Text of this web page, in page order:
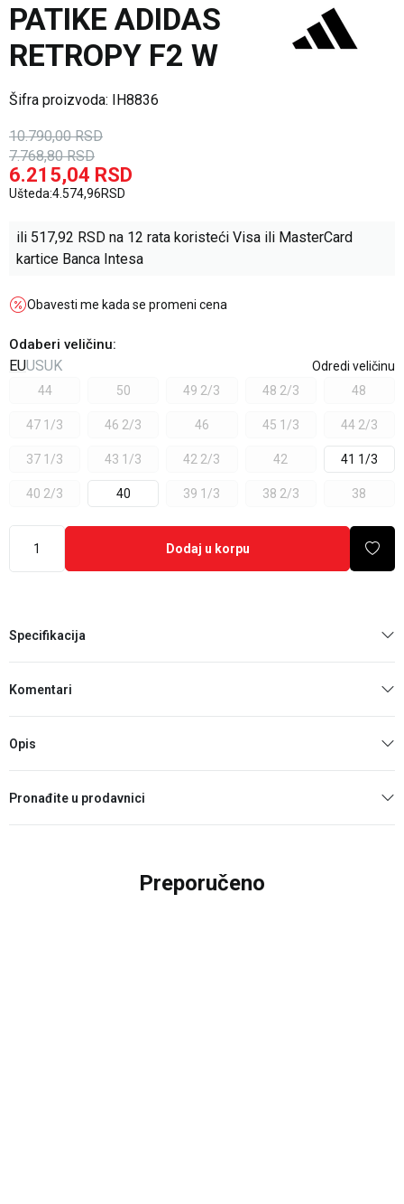
PATIKE ADIDAS
RETROPY F2 W
Šifra proizvoda: IH8836
10.790,00 RSD
7.768,80 RSD
6.215,04 RSD
Ušteda:4.574,96RSD
ili 517,92 RSD na 12 rata koristeći Visa ili MasterCard
kartice Banca Intesa
Obavesti me kada se promeni cena
Odaberi veličinu:
EUUSUK
Odredi veličinu
44
50 49 2/3 48 2/3 48
47 1/3 46 2/3 46 45 1/3 44 2/3
37 1/3 43 1/3 42 2/3 42 41 1/3
40 2/3 40 39 1/3 38 2/3 38
Dodaj u korpu
Specifikacija
Komentari
Opis
Pronađite u prodavnici
Preporučeno